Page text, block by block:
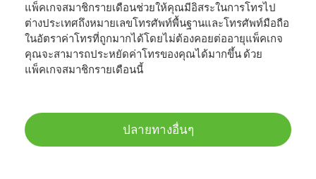
แพ็คเกจสมาชิกรายเดือนช่วยให้คุณมีอิสระในการโทรไป
ต่างประเทศถึงหมายเลขโทรศัพท์พื้นฐานและโทรศัพท์มือถือ
ในอัตราค่าโทรที่ถูกมากได้โดยไม่ต้องคอยต่ออายุแพ็คเกจ
คุณจะสามารถประหยัดค่าโทรของคุณได้มากขึ้น ด้วย
แพ็คเกจสมาชิกรายเดือนนี้
ปลายทางอื่นๆ